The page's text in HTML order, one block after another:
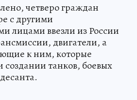
четверо граждан
с другими
лицами ввезли из России
двигатели, а
к ним, которые
создании танков, боевых